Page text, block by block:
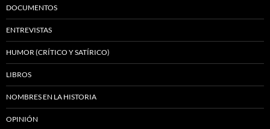
DOCUMENTOS
ENTREVISTAS
HUMOR (CRÍTICO Y SATÍRICO)
LIBROS
NOMBRES EN LA HISTORIA
OPINIÓN